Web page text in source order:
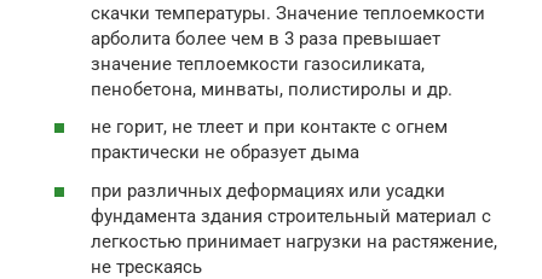
скачки температуры. Значение теплоемкости
арболита более чем в 3 раза превышает
значение теплоемкости газосиликата,
пенобетона, минваты, полистиролы и др.
не горит, не тлеет и при контакте с огнем
практически не образует дыма
при различных деформациях или усадки
фундамента здания строительный материал с
легкостью принимает нагрузки на растяжение,
не трескаясь